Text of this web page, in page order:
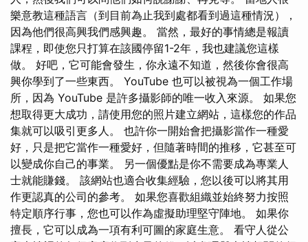
樂意教這種語言（到目前為止我到處都看到過這種情況），
因為他們很高興我們感興趣。 當然，最好的事情總是報讀
課程，即使您只打算在該國停留1-2年，我也建議您這樣
做。 好吧，它可能會發生，你永遠不知道，然後你會很高
興你學到了一些東西。 YouTube 也可以被視為一個工作場
所，因為 YouTube 是許多攝影師的唯一收入來源。 如果您
想取得更大成功，請使用您的照片建立網站，這樣您的作品
集就可以吸引更多人。 也許你一開始會把攝影當作一種愛
好，只是把它當作一種愛好，但隨著時間的推移，它甚至可
以變成你自己的事業。 另一個優點是你不需要成為專業人
士就能賺錢。 該網站也適合收集經驗，您以後可以將其用
作更認真的公司的參考。 如果您喜歡組織並始終努力按照
特定順序行事，您也可以作為虛擬助理堅守陣地。 如果你
擅長，它可以成為一項有利可圖的家庭生意。 看守人從公